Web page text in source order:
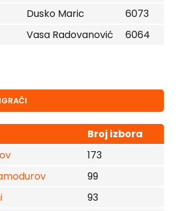
Dusko Maric
6073
Vasa Radovanović 6064
Broj izbora
173
99
93